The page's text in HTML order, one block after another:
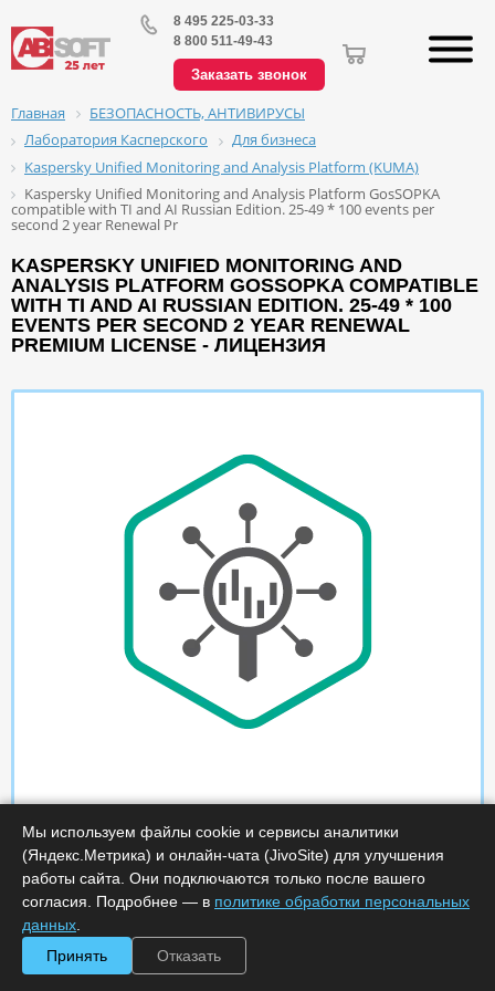
8 495 225-03-33
8 800 511-49-43
Заказать звонок
Главная
БЕЗОПАСНОСТЬ, АНТИВИРУСЫ
Лаборатория Касперского
Для бизнеса
Kaspersky Unified Monitoring and Analysis Platform (KUMA)
Kaspersky Unified Monitoring and Analysis Platform GosSOPKA
compatible with TI and AI Russian Edition. 25-49 * 100 events per
second 2 year Renewal Pr
KASPERSKY UNIFIED MONITORING AND
ANALYSIS PLATFORM GOSSOPKA COMPATIBLE
WITH TI AND AI RUSSIAN EDITION. 25-49 * 100
EVENTS PER SECOND 2 YEAR RENEWAL
PREMIUM LICENSE - ЛИЦЕНЗИЯ
Мы используем файлы cookie и сервисы аналитики
(Яндекс.Метрика) и онлайн-чата (JivoSite) для улучшения
работы сайта. Они подключаются только после вашего
согласия. Подробнее — в политике обработки персональных
данных
Принять
Отказать